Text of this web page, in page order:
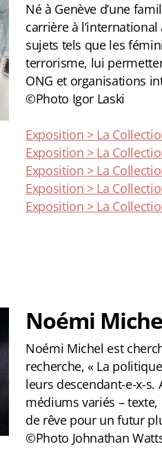
Né à Genève d’une
carrière à
sujets tels que les
terrorisme, lui
ONG et organisations
©Photo Igor Laski
Exposition > La
Exposition > La
Exposition > La
Exposition > La
Exposition > La
Noémi
Noémi Michel est
recherche, « La
leurs descendant-e-x-
médiums variés –
de rêve pour un futur
©Photo Johnathan